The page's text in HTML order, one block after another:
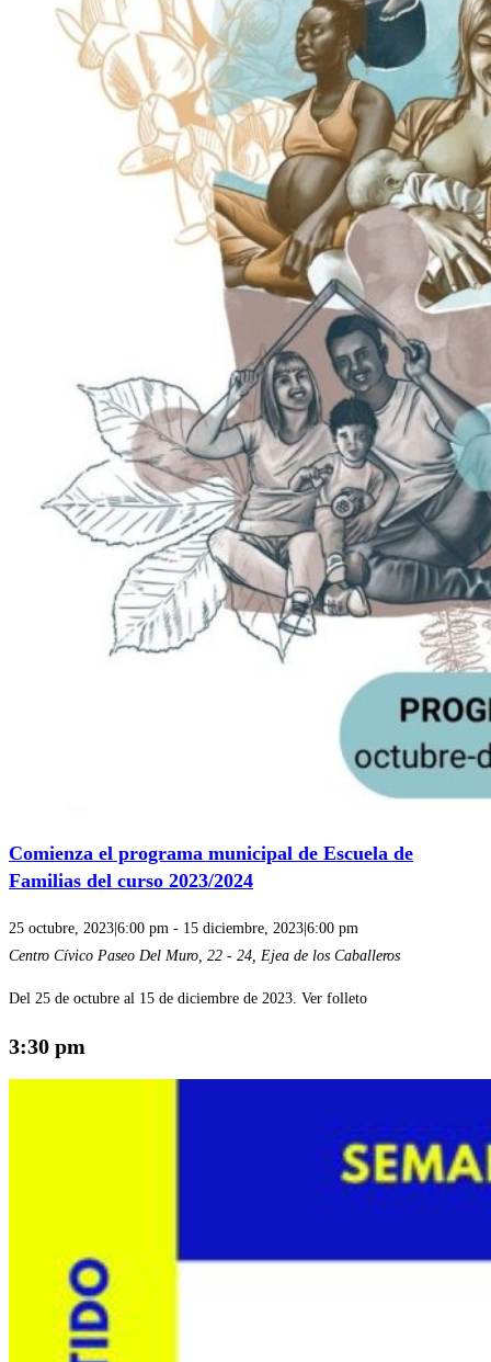
Comienza el programa municipal de Escuela de
Familias del curso 2023/2024
25 octubre, 2023|6:00 pm - 15 diciembre, 2023|6:00 pm
Centro Cívico Paseo Del Muro, 22 - 24, Ejea de los Caballeros
Del 25 de octubre al 15 de diciembre de 2023. Ver folleto
3:30 pm